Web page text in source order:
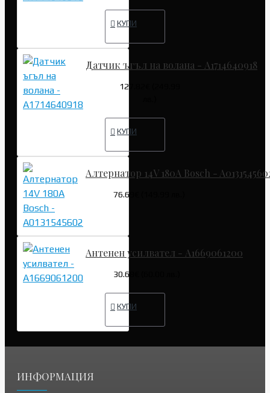
КУПИ
Датчик ъгъл на волана - A1714640918
127.82€ (249.99
КУПИ
Алтернатор 14V 180A Bosch -
76.69€ (149.99 лв.)
Антенен усилвател - A1669061200
30.68€ (60.00 лв.)
КУПИ
ИНФОРМАЦИЯ